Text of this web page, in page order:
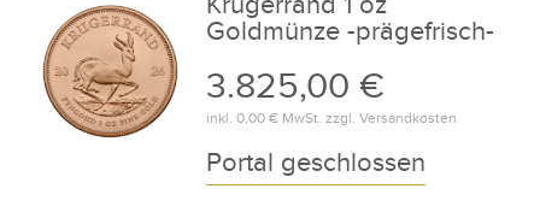
Goldmünze -prägefrisch-
3.825,00 €
inkl. 0,00 €MwSt. zzgl. Versandkosten
Portal geschlossen